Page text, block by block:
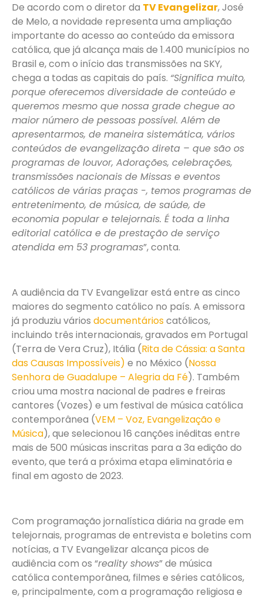
De acordo com o diretor da TV Evangelizar, José
de Melo, a novidade representa uma ampliação
importante do acesso ao conteúdo da emissora
católica, que já alcança mais de 1.400 municípios no
Brasil e, com o início das transmissões na SKY,
chega a todas as capitais do país. “Significa muito,
porque oferecemos diversidade de conteúdo e
queremos mesmo que nossa grade chegue ao
maior número de pessoas possível. Além de
apresentarmos, de maneira sistemática, vários
conteúdos de evangelização direta – que são os
programas de louvor, Adorações, celebrações,
transmissões nacionais de Missas e eventos
católicos de várias praças -, temos programas de
entretenimento, de música, de saúde, de
economia popular e telejornais. É toda a linha
editorial católica e de prestação de serviço
atendida em 53 programas”, conta.
A audiência da TV Evangelizar está entre as cinco
maiores do segmento católico no país. A emissora
já produziu vários documentárioscatólicos,
incluindo três internacionais, gravados em Portugal
(Terra de Vera Cruz), Itália (Rita de Cássia: a Santa
das Causas Impossíveis) e no México (Nossa
Senhora de Guadalupe – Alegria da Fé). Também
criou uma mostra nacional de padres e freiras
cantores (Vozes) e um festival de música católica
contemporânea (VEM – Voz, Evangelização e
Música), que selecionou 16 canções inéditas entre
mais de 500 músicas inscritas para a 3a edição do
evento, que terá a próxima etapa eliminatória e
final em agosto de 2023.
Com programação jornalística diária na grade em
telejornais, programas de entrevista e boletins com
notícias, a TV Evangelizar alcança picos de
audiência com os “reality shows” de música
católica contemporânea, filmes e séries católicos,
e, principalmente, com a programação religiosa e